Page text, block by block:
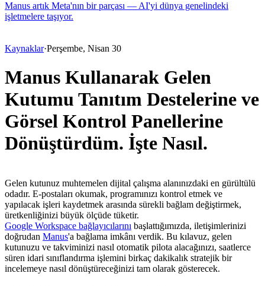
Manus artık Meta'nın bir parçası — AI'yi dünya genelindeki
işletmelere taşıyor.
Kaynaklar·Perşembe, Nisan 30
Manus Kullanarak Gelen
Kutumu Tanıtım Destelerine ve
Görsel Kontrol Panellerine
Dönüştürdüm. İşte Nasıl.
Gelen kutunuz muhtemelen dijital çalışma alanınızdaki en gürültülü
odadır. E-postaları okumak, programınızı kontrol etmek ve
yapılacak işleri kaydetmek arasında sürekli bağlam değiştirmek,
üretkenliğinizi büyük ölçüde tüketir.
Google Workspace bağlayıcılarını başlattığımızda, iletişimlerinizi
doğrudan Manus'a bağlama imkânı verdik. Bu kılavuz, gelen
kutunuzu ve takviminizi nasıl otomatik pilota alacağınızı, saatlerce
süren idari sınıflandırma işlemini birkaç dakikalık stratejik bir
incelemeye nasıl dönüştüreceğinizi tam olarak gösterecek.